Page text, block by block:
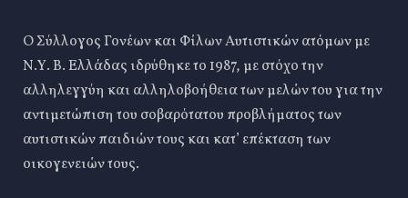
Ο Σύλλογος Γονέων και Φίλων Αυτιστικών ατόμων με
Ν.Υ. Β. Ελλάδας ιδρύθηκε το 1987, με στόχο την
αλληλεγγύη και αλληλοβοήθεια των μελών του για την
αντιμετώπιση του σοβαρότατου προβλήματος των
αυτιστικών παιδιών τους και κατ’ επέκταση των
οικογενειών τους.